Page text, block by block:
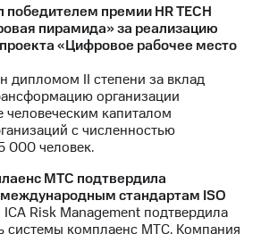
премии HR TECH
пирамида» за реализацию
«Цифровое рабочее место
дипломом II степени за вклад
организации
человеческим капиталом
с численностью
000 человек.
МТС подтвердила
международным стандартам ISO
Risk Management подтвердила
системы комплаенс МТС. Компания